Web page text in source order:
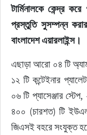
টার্মিনালকে কেন্দ্র
প্রস্তুতি সুসম্পন্ন
বাংলাদেশ এয়ারলাইন্স।
এছাড়া আরো ০৪ টি
১২ টি কন্টেইনার
০৬ টি প্যাসেঞ্জার
৪০০ (চারশত) টি
জিএসই বহরে সংযুক্ত